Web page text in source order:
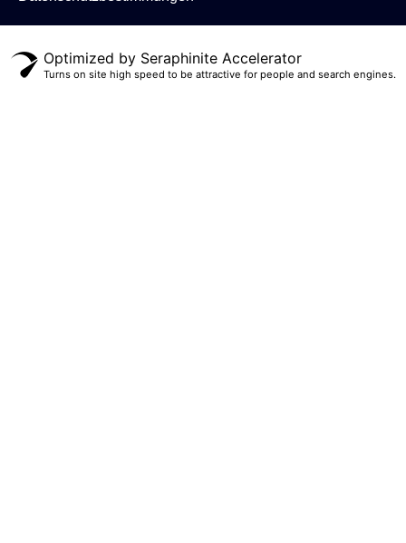
Optimized by Seraphinite Accelerator
Turns on site high speed to be attractive for people and search engines.